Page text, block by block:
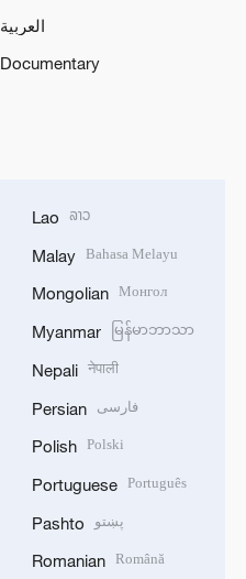
العربية
Documentary
Lao ລາວ
Malay Bahasa Melayu
Mongolian Монгол
Myanmar မြန်မာဘာသာ
Nepali नेपाली
Persian فارسی
Polish Polski
Portuguese Português
Pashto پښتو
Romanian Română